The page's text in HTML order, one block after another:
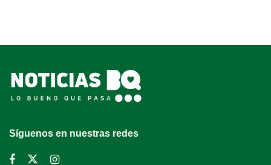
Síguenos en nuestras redes